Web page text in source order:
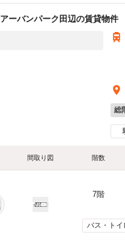
アーバンパーク田辺の賃貸物件
総
間取り図 階数
7階
バス・トイ